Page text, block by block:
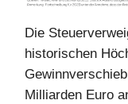
Die
historischen
Milliarden Euro